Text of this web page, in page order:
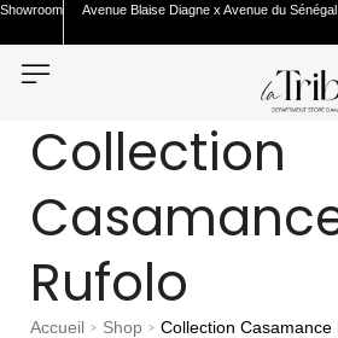
Showroom Avenue Blaise Diagne x Avenue du Sénégal
Collection
Rufolo
Accueil > Shop > Collection Casamance